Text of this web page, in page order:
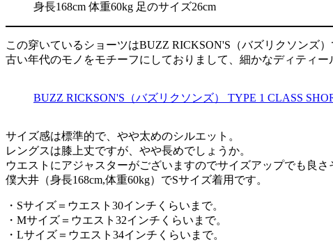
身長168cm 体重60kg 足のサイズ26cm
この穿いているショーツはBUZZ RICKSON'S（バズリクソンズ）
古い年代のモノをモチーフにしておりまして、細かなディティ
BUZZ RICKSON'S（バズリクソンズ） TYPE 1 CLASS
サイズ感は標準的で、やや太めのシルエット。
レングスは膝上丈ですが、やや長めでしょうか。
ウエストにアジャスターがございますのでサイズアップでも良さ
僕大井（身長168cm,体重60kg）でSサイズ着用です。
・Sサイズ＝ウエスト30インチくらいまで。
・Mサイズ＝ウエスト32インチくらいまで。
・Lサイズ＝ウエスト34インチくらいまで。